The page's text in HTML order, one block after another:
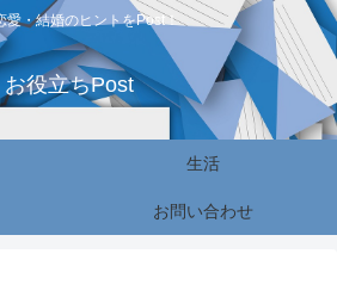
愛・結婚のヒントをPost！
お役立ちPost
生活
お問い合わせ